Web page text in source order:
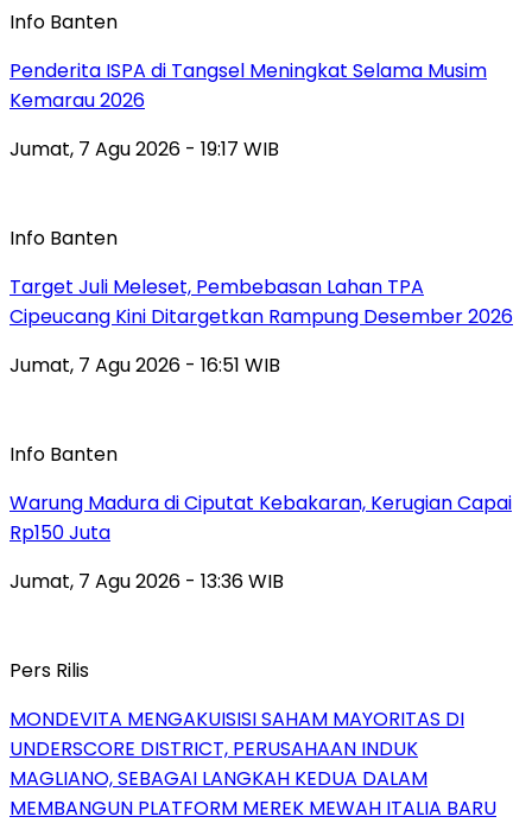
Info Banten
Penderita ISPA di Tangsel Meningkat Selama Musim
Kemarau 2026
Jumat, 7 Agu 2026 - 19:17 WIB
Info Banten
Target Juli Meleset, Pembebasan Lahan TPA
Cipeucang Kini Ditargetkan Rampung Desember 2026
Jumat, 7 Agu 2026 - 16:51 WIB
Info Banten
Warung Madura di Ciputat Kebakaran, Kerugian Capai
Rp150 Juta
Jumat, 7 Agu 2026 - 13:36 WIB
Pers Rilis
MONDEVITA MENGAKUISISI SAHAM MAYORITAS DI
UNDERSCORE DISTRICT, PERUSAHAAN INDUK
MAGLIANO, SEBAGAI LANGKAH KEDUA DALAM
MEMBANGUN PLATFORM MEREK MEWAH ITALIA BARU